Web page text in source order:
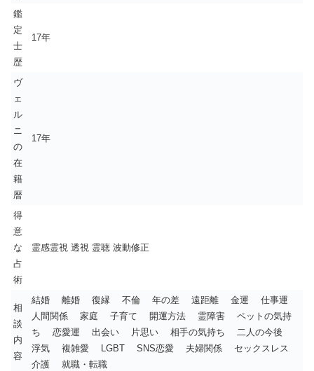
鑑
定
士
歴
17年
ヴ
ェ
ル
ニ
の
在
籍
暦
17年
得
意
な
占
術
霊感霊視 透視 霊聴 波動修正
相
談
内
容
結婚 離婚 復縁 不倫 年の差 遠距離 金運 仕事運
人間関係 家庭 子育て 開運方法 霊障害 ペットの気持
ち 恋愛運 出会い 片思い 相手の気持ち 二人の今後
浮気 複雑愛 LGBT SNS恋愛 夫婦関係 セックスレス
介護 就職・転職